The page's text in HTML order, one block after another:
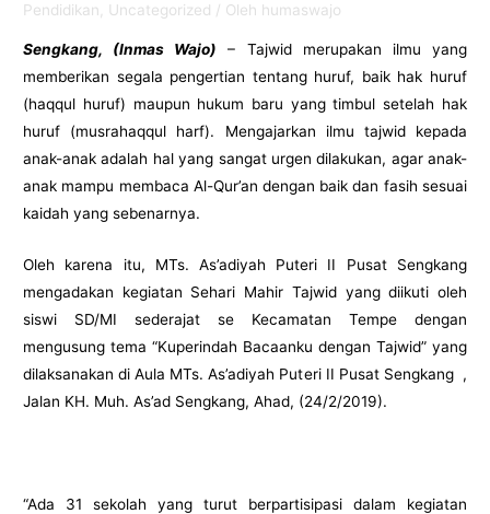
Pendidikan Uncategorized / Oleh humaswajo
Sengkang, (Inmas Wajo) – Tajwid merupakan ilmu yang
memberikan segala pengertian tentang huruf, baik hak huruf
(haqqul huruf) maupun hukum baru yang timbul setelah hak
huruf (musrahaqqul harf). Mengajarkan ilmu tajwid kepada
anak-anak adalah hal yang sangat urgen dilakukan, agar anak-
anak mampu membaca Al-Qur’an dengan baik dan fasih sesuai
kaidah yang sebenarnya.
Oleh karena itu, MTs. As’adiyah Puteri II Pusat Sengkang
mengadakan kegiatan Sehari Mahir Tajwid yang diikuti oleh
siswi SD/MI sederajat se Kecamatan Tempe dengan
mengusung tema “Kuperindah Bacaanku dengan Tajwid” yang
dilaksanakan di Aula MTs. As’adiyah Puteri II Pusat Sengkang ,
Jalan KH. Muh. As’ad Sengkang, Ahad, (24/2/2019).
“Ada 31 sekolah yang turut berpartisipasi dalam kegiatan